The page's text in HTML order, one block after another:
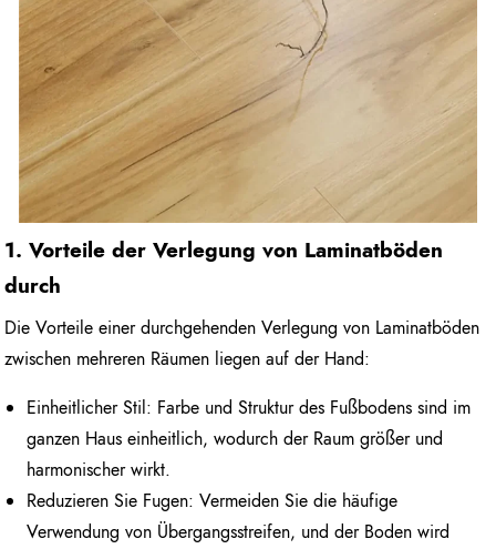
1. Vorteile der Verlegung von Laminatböden
durch
Die Vorteile einer durchgehenden Verlegung von Laminatböden
zwischen mehreren Räumen liegen auf der Hand:
Einheitlicher Stil: Farbe und Struktur des Fußbodens sind im
ganzen Haus einheitlich, wodurch der Raum größer und
harmonischer wirkt.
Reduzieren Sie Fugen: Vermeiden Sie die häufige
Verwendung von Übergangsstreifen, und der Boden wird